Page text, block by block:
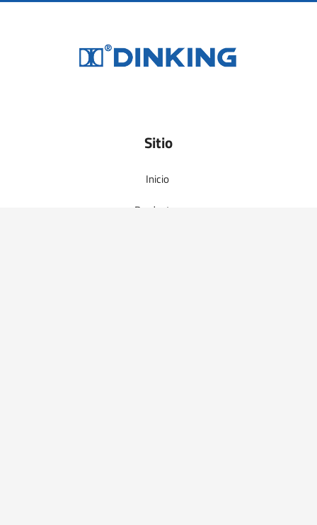
Sitio
Inicio
Productos